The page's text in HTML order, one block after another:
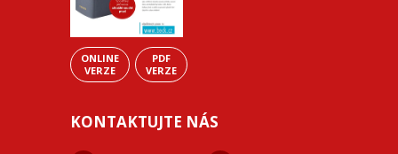
ONLINE
VERZE
PDF
VERZE
KONTAKTUJTE NÁS